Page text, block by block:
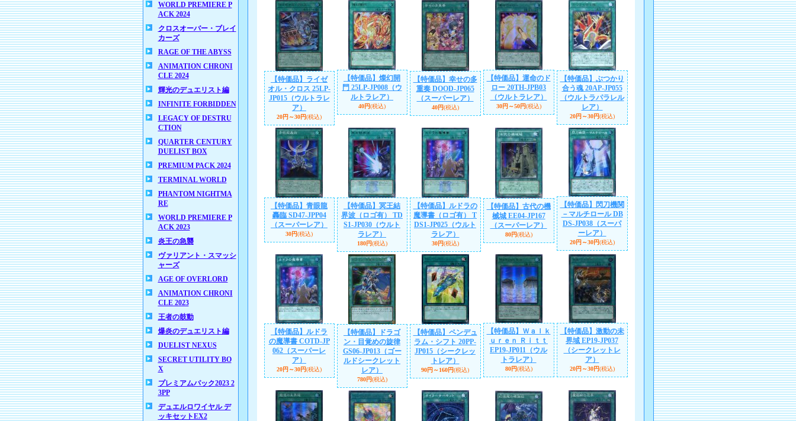
WORLD PREMIERE P
ACK 2024
クロスオーバー・ブレイ
カーズ
RAGE OF THE ABYSS
ANIMATION CHRONI
CLE 2024
輝光のデュエリスト編
INFINITE FORBIDDEN
LEGACY OF DESTRU
CTION
QUARTER CENTURY
DUELIST BOX
PREMIUM PACK 2024
TERMINAL WORLD
PHANTOM NIGHTMA
RE
WORLD PREMIERE P
ACK 2023
炎王の急襲
ヴァリアント・スマッシ
ャーズ
AGE OF OVERLORD
ANIMATION CHRONI
CLE 2023
王者の鼓動
爆炎のデュエリスト編
DUELIST NEXUS
SECRET UTILITY BO
X
プレミアムパック2023 2
3PP
デュエルロワイヤル デ
ッキセットEX2
【特価品】ライゼ
オル・クロス 25LP-
JP015（ウルトラレ
ア）
20円～30円(税込)
【特価品】燦幻開
門 25LP-JP008（ウ
ルトラレア）
40円(税込)
【特価品】幸せの多
重奏 DOOD-JP065
（スーパーレア）
40円(税込)
【特価品】運命のド
ロー 20TH-JPB03
（ウルトラレア）
30円～50円(税込)
【特価品】ぶつかり
合う魂 20AP-JP055
（ウルトラパラレル
レア）
20円～30円(税込)
【特価品】青眼龍
轟臨 SD47-JPP04
（スーパーレア）
30円(税込)
【特価品】冥王結
界波（ロゴ有） TD
S1-JP030（ウルト
ラレア）
180円(税込)
【特価品】ルドラの
魔導書（ロゴ有） T
DS1-JP025（ウルト
ラレア）
30円(税込)
【特価品】古代の機
械城 EE04-JP167
（スーパーレア）
80円(税込)
【特価品】閃刀機関
－マルチロール DB
DS-JP038（スーパ
ーレア）
20円～30円(税込)
【特価品】ルドラ
の魔導書 COTD-JP
062（スーパーレ
ア）
20円～30円(税込)
【特価品】ドラゴ
ン・目覚めの旋律
GS06-JP013（ゴー
ルドシークレット
レア）
780円(税込)
【特価品】ペンデュ
ラム・シフト 20PP-
JP015（シークレッ
トレア）
90円～160円(税込)
【特価品】Ｗａｌｋ
ｕｒｅｎ Ｒｉｔｔ
EP19-JP011（ウル
トラレア）
80円(税込)
【特価品】激動の未
界域 EP19-JP037
（シークレットレ
ア）
20円～30円(税込)